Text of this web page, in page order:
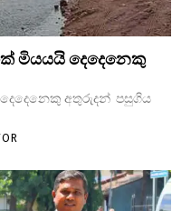
මියයයි දෙදෙනෙකු
දෙදෙනෙකු අතුරුදන් පසුගිය